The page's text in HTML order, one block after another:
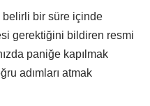
bir süre içinde
gerektiğini bildiren resmi
paniğe kapılmak
adımları atmak